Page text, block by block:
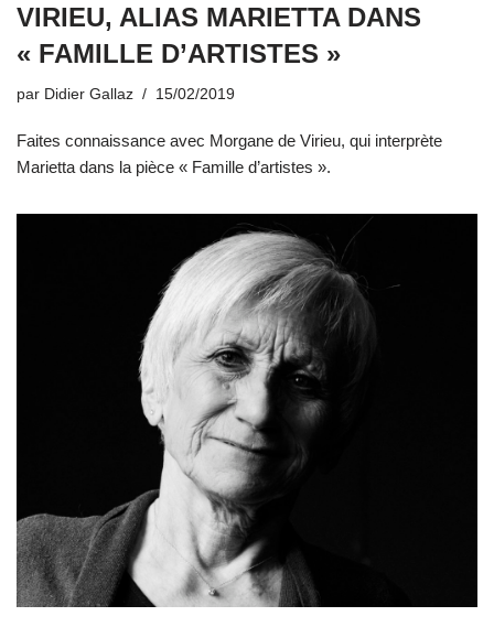
VIRIEU, ALIAS MARIETTA DANS
« FAMILLE D’ARTISTES »
par Didier Gallaz 15/02/2019
Faites connaissance avec Morgane de Virieu, qui interprète
Marietta dans la pièce « Famille d’artistes ».